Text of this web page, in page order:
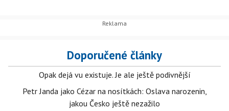
Doporučené články
Opak dejá vu existuje. Je ale ještě podivnější
Petr Janda jako Cézar na nosítkách: Oslava narozenin,
jakou Česko ještě nezažilo